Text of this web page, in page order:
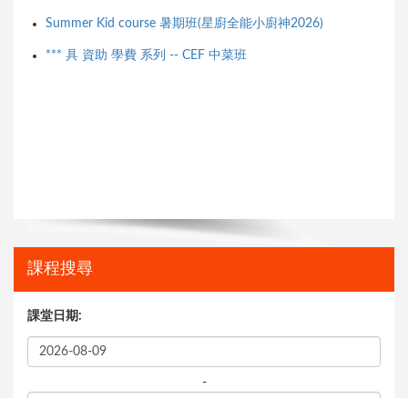
Summer Kid course 暑期班(星廚全能小廚神2026)
*** 具 資助 學費 系列 -- CEF 中菜班
課程搜尋
課堂日期:
-